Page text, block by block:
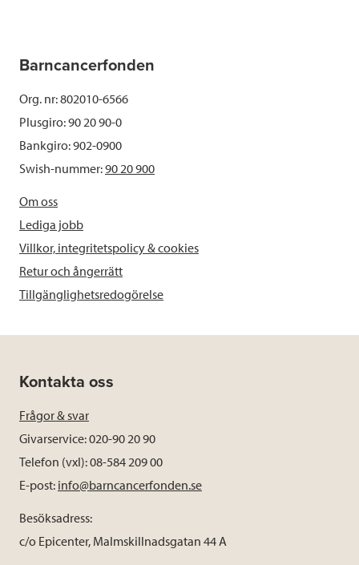
Barncancerfonden
Org. nr: 802010-6566
Plusgiro: 90 20 90-0
Bankgiro: 902-0900
Swish-nummer:90 20 900
Om oss
Lediga jobb
Villkor, integritetspolicy & cookies
Retur och ångerrätt
Tillgänglighetsredogörelse
Kontakta oss
Frågor & svar
Givarservice: 020-90 20 90
Telefon (vxl): 08-584 209 00
E-post: info@barncancerfonden.se
Besöksadress:
c/o Epicenter, Malmskillnadsgatan 44 A